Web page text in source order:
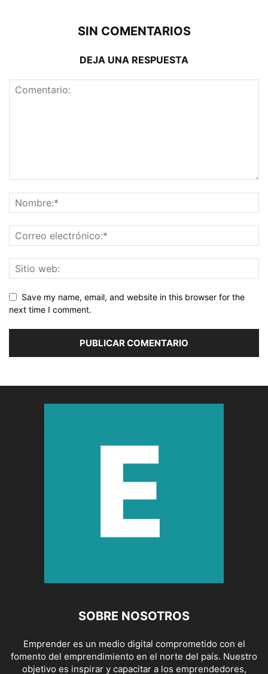
SIN COMENTARIOS
DEJA UNA RESPUESTA
Save my name, email, and website in this browser for the
next time I comment.
SOBRE NOSOTROS
Emprender es un medio digital comprometido con el
fomento del emprendimiento en el norte del país. Nuestro
objetivo es inspirar y capacitar a los emprendedores,